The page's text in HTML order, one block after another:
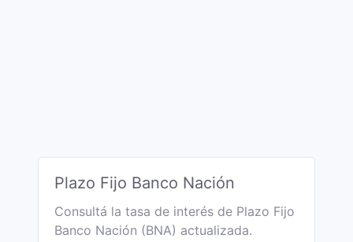
Plazo Fijo Banco Nación
Consultá la tasa de interés de Plazo Fijo
Banco Nación (BNA) actualizada.